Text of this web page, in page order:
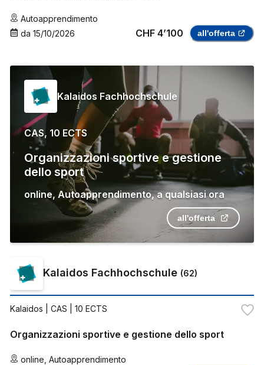
Autoapprendimento
da 15/10/2026 CHF 4’100 all'offerta
Kalaidos Fachhochschule
CAS, 10 ECTS
Organizzazioni sportive e gestione
dello sport
online, Autoapprendimento,a qualsiasi ora
all'offerta
Kalaidos Fachhochschule (62)
Kalaidos | CAS | 10 ECTS
Organizzazioni sportive e gestione dello sport
online Autoapprendimento